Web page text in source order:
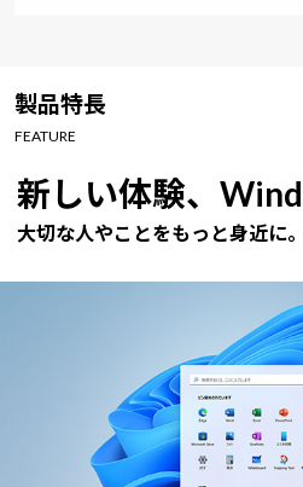
Windows 11
製品特長
FEATURE
新しい体験、
大切な人やことをもっと身近に。